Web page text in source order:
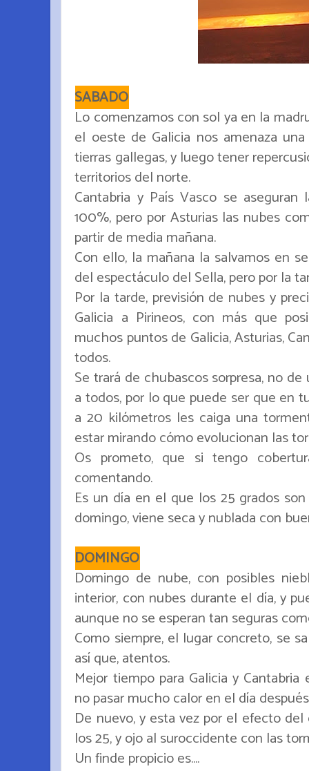
SABADO
Lo comenzamos con sol ya en la
el oeste de Galicia nos amenaza
tierras gallegas, y luego tener
territorios del norte.
Cantabria y País Vasco se
100%, pero por Asturias las nubes
partir de media mañana.
Con ello, la mañana la salvamos en
del espectáculo del Sella, pero por la
Por la tarde, previsión de nubes y
Galicia a Pirineos, con más que
muchos puntos de Galicia, Asturias,
todos.
Se trará de chubascos sorpresa, no
a todos, por lo que puede ser que en
a 20 kilómetros les caiga una
estar mirando cómo evolucionan las
Os prometo, que si tengo
comentando.
Es un día en el que los 25 grados
domingo, viene seca y nublada con
DOMINGO
Domingo de nube, con posibles
interior, con nubes durante el día, y
aunque no se esperan tan seguras
Como siempre, el lugar concreto, se
así que, atentos.
Mejor tiempo para Galicia y
no pasar mucho calor en el día
De nuevo, y esta vez por el efecto
los 25, y ojo al suroccidente con las
Un finde propicio es....